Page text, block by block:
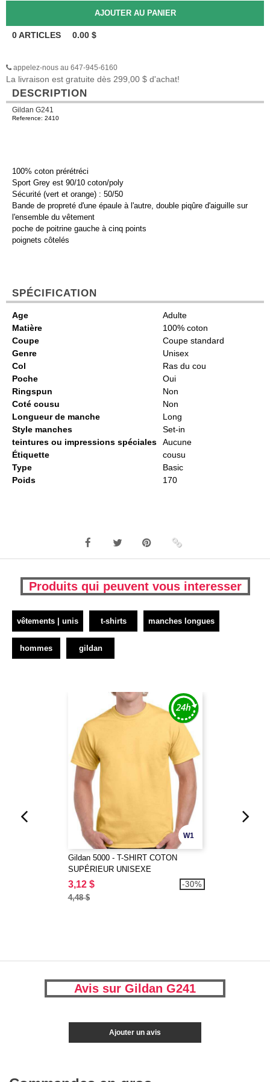
0ARTICLES 0.00 $
appelez-nous au 647-945-6160
La livraison est gratuite dès 299,00 $ d'achat!
DESCRIPTION
Gildan G241
Reference: 2410
100% coton prérétréci
Sport Grey est 90/10 coton/poly
Sécurité (vert et orange) : 50/50
Bande de propreté d'une épaule à l'autre, double piqûre d'aiguille sur
l'ensemble du vêtement
poche de poitrine gauche à cinq points
poignets côtelés
SPÉCIFICATION
Age
Adulte
Matière
100% coton
Coupe
Coupe standard
Genre
Unisex
Col
Ras du cou
Poche
Oui
Ringspun
Non
Coté cousu
Non
Longueur de manche
Long
Style manches
Set-in
teintures ou impressions spéciales
Aucune
Étiquette
cousu
Type
Basic
Poids
170
Produits qui peuvent vous interesser
vêtements | unis t-shirts manches longues
hommes gildan
W1
Gildan 5000 - T-SHIRT COTON
SUPÉRIEUR UNISEXE
3,12 $
4,48 $
-30%
Avis sur Gildan G241
Ajouter un avis